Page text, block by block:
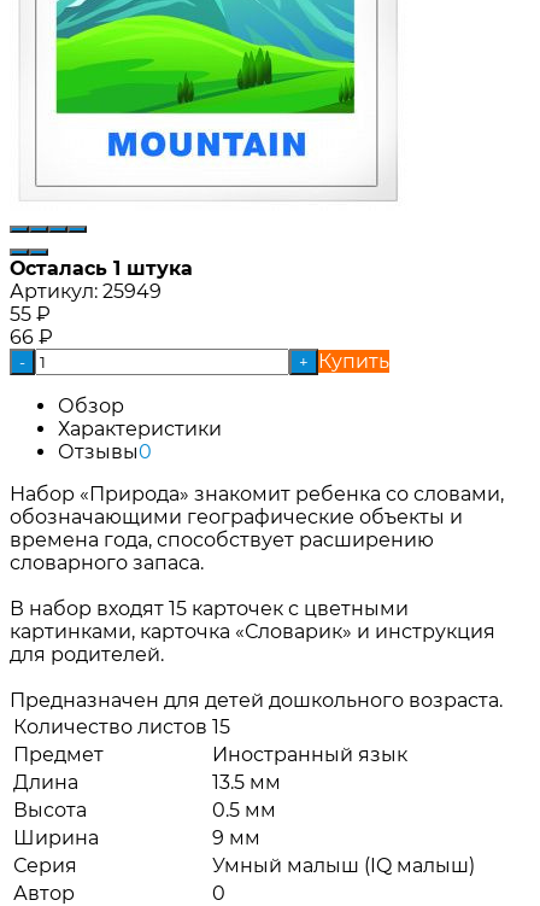
Осталась 1 штука
Артикул: 25949
55 ₽
66 ₽
- +
Купить
Обзор
Характеристики
Отзывы0
Набор «Природа» знакомит ребенка со словами,
обозначающими географические объекты и
времена года, способствует расширению
словарного запаса.
В набор входят 15 карточек с цветными
картинками, карточка «Словарик» и инструкция
для родителей.
Предназначен для детей дошкольного возраста.
Количество листов 15
Предмет
Иностранный язык
Длина
13.5 мм
Высота
0.5 мм
Ширина
9 мм
Серия
Умный малыш (IQ малыш)
Автор
0